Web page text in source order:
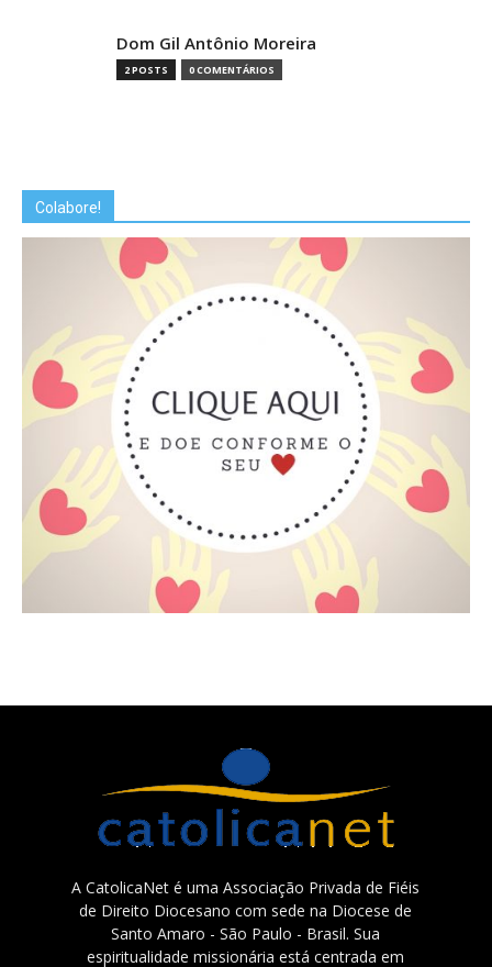
Dom Gil Antônio Moreira
2 POSTS 0 COMENTÁRIOS
Colabore!
A CatolicaNet é uma Associação Privada de Fiéis
de Direito Diocesano com sede na Diocese de
Santo Amaro - São Paulo - Brasil. Sua
espiritualidade missionária está centrada em